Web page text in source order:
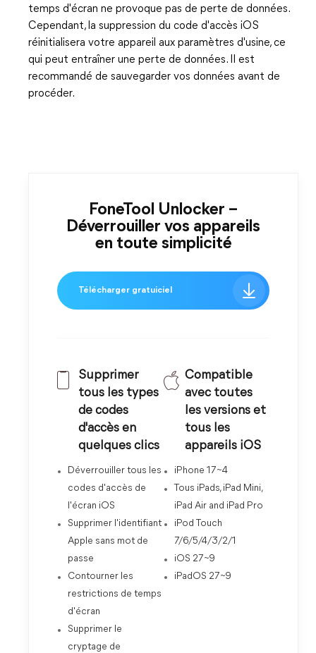
temps d'écran ne provoque pas de perte de données.
Cependant, la suppression du code d'accès iOS
réinitialisera votre appareil aux paramètres d'usine, ce
qui peut entraîner une perte de données. Il est
recommandé de sauvegarder vos données avant de
procéder.
FoneTool Unlocker –
Déverrouiller vos appareils
en toute simplicité
Télécharger gratuiciel
Supprimer
tous les types
de codes
d'accès en
quelques clics
Déverrouiller tous les
codes d'accès de
l'écran iOS
Supprimer l'identifiant
Apple sans mot de
passe
Contourner les
restrictions de temps
d'écran
Supprimer le
cryptage de
Compatible
avec toutes
les versions et
tous les
appareils iOS
iPhone 17~4
Tous iPads, iPad Mini,
iPad Air and iPad Pro
iPod Touch
7/6/5/4/3/2/1
iOS 27~9
iPadOS 27~9